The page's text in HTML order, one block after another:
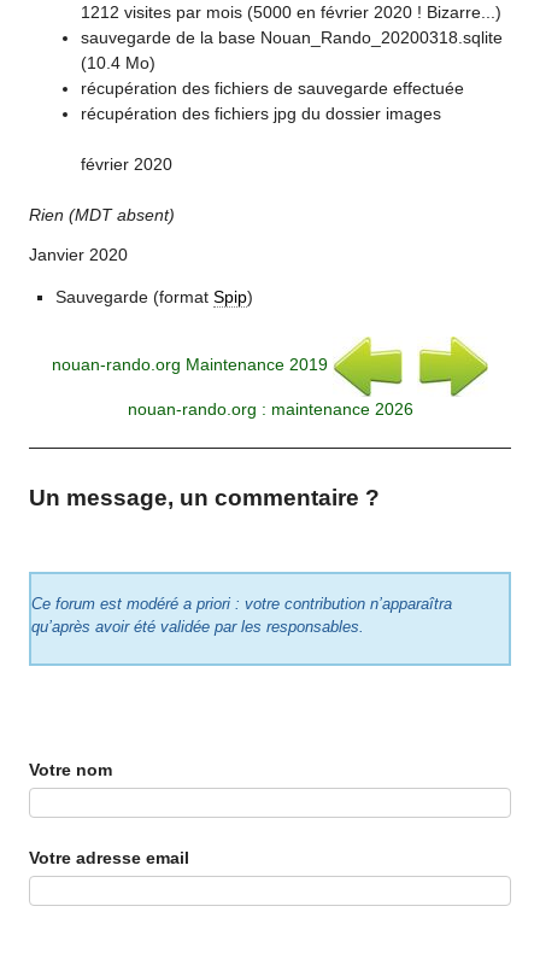
1212 visites par mois (5000 en février 2020 ! Bizarre...)
sauvegarde de la base Nouan_Rando_20200318.sqlite
(10.4 Mo)
récupération des fichiers de sauvegarde effectuée
récupération des fichiers jpg du dossier images
février 2020
Rien (MDT absent)
Janvier 2020
Sauvegarde (format Spip)
nouan-rando.org Maintenance 2019
nouan-rando.org : maintenance 2026
Un message, un commentaire ?
Ce forum est modéré a priori : votre contribution n’apparaîtra
qu’après avoir été validée par les responsables.
Votre nom
Votre adresse email